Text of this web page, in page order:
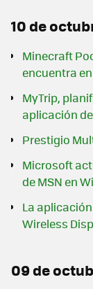
10 de
Minecraft
encuentra
MyTrip,
aplicación
Prestigio
Microsoft
de MSN en
La
Wireless
09 de